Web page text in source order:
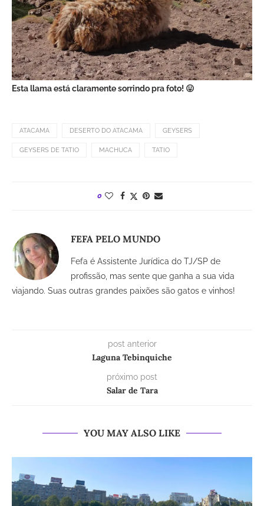
Esta llama está claramente sorrindo pra foto! 😛
ATACAMA DESERTO DO ATACAMA GEYSERS
GEYSERS DE TATIO MACHUCA TATIO
0
FEFA PELO MUNDO
Fefa é Assistente Jurídica do TJ/SP de
profissão, mas sente que ganha a sua vida
viajando. Suas outras grandes paixões são gatos e vinhos!
post anterior
Laguna Tebinquiche
próximo post
Salar de Tara
YOU MAY ALSO LIKE